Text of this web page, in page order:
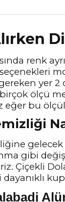
renk
yer 2
ölçü
eğer bu
gelecek
gibi
Çiçekli